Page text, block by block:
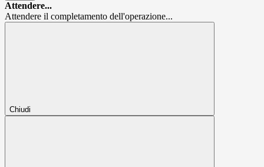
Attendere...
Attendere il completamento dell'operazione...
Chiudi